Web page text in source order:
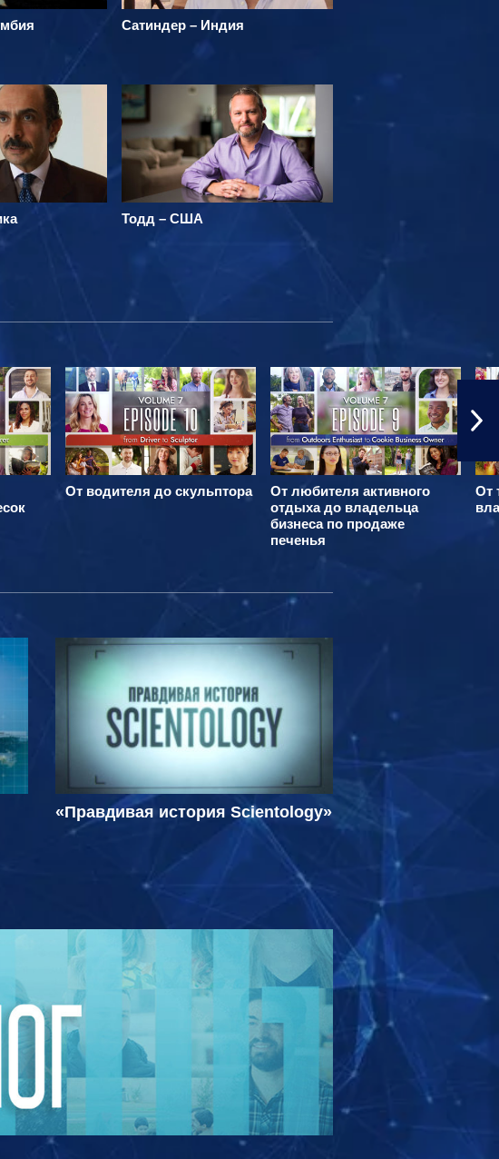
Сатиндер – Индия
Тодд – США
От водителя до скульптора
От любителя активного
отдыха до владельца
бизнеса по продаже
печенья
От
«Правдивая история Scientology»